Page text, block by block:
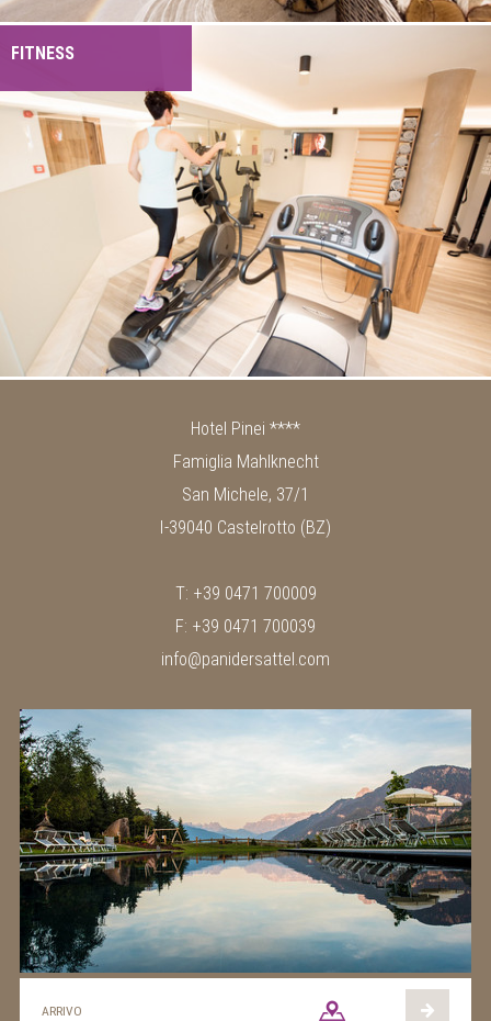
FITNESS
Hotel Pinei ****
Famiglia Mahlknecht
San Michele, 37/1
I-39040 Castelrotto (BZ)
T: +39 0471 700009
F: +39 0471 700039
info@panidersattel.com
ARRIVO